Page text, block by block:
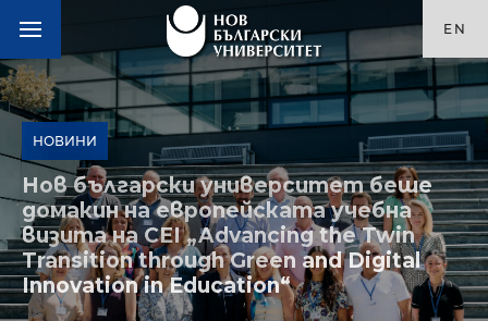
EN
НОВИНИ
Нов български университет беше
домакин на европейската учебна
визита на CEI „Advancing the Twin
Transition through Green and Digital
Innovation in Education“